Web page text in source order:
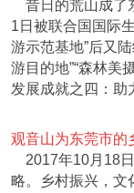
昔日的荒山成了
1日被联合国国际
游示范基地”后又
游目的地”“森林美
发展成就之四：助
观音山为东莞市的
2017年10月18
略。乡村振兴，文